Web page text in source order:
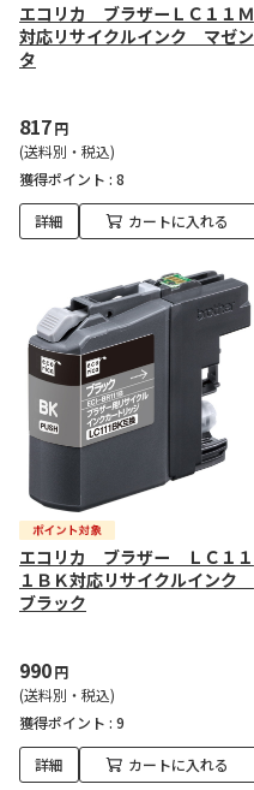
エコリカ ブラザーＬＣ１１Ｍ
対応リサイクルインク マゼン
タ
817円
(送料別・税込)
獲得ポイント : 8
詳細 カートに入れる
エコリカ ブラザー ＬＣ１１
１ＢＫ対応リサイクルインク
ブラック
990円
(送料別・税込)
獲得ポイント : 9
詳細 カートに入れる